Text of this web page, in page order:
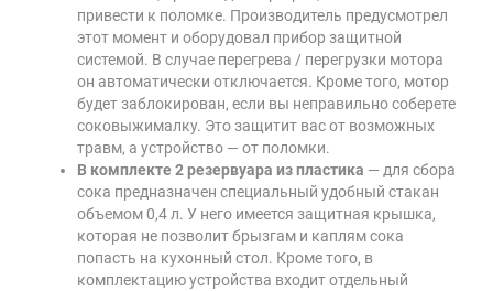
привести к поломке. Производитель предусмотрел
этот момент и оборудовал прибор защитной
системой. В случае перегрева / перегрузки мотора
он автоматически отключается. Кроме того, мотор
будет заблокирован, если вы неправильно соберете
соковыжималку. Это защитит вас от возможных
травм, а устройство — от поломки.
В комплекте 2 резервуара из пластика — для сбора
сока предназначен специальный удобный стакан
объемом 0,4 л. У него имеется защитная крышка,
которая не позволит брызгам и каплям сока
попасть на кухонный стол. Кроме того, в
комплектацию устройства входит отдельный